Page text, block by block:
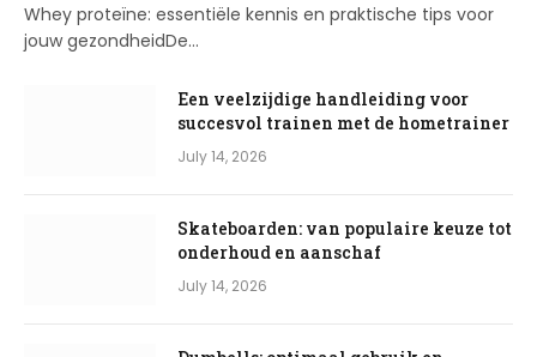
Whey proteïne: essentiële kennis en praktische tips voor
jouw gezondheidDe…
Een veelzijdige handleiding voor
succesvol trainen met de hometrainer
July 14, 2026
Skateboarden: van populaire keuze tot
onderhoud en aanschaf
July 14, 2026